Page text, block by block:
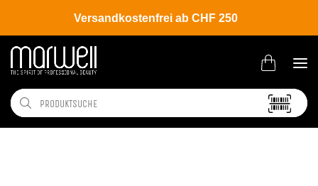
Versandkostenfrei ab CHF 250
Shop Brands L'ANZA Coloration Healing Color